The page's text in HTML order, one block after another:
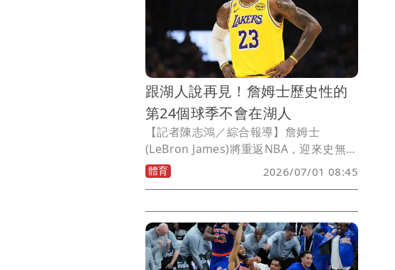
跟湖人說再見！詹姆士歷史性的
第24個球季不會在湖人
【記者陳志鴻／綜合報導】詹姆士
(LeBron James)將重返NBA，迎來史無前
例的第24個球季，但他不會再效力於洛杉
磯湖人了。
體育 2026/07/01 08:45